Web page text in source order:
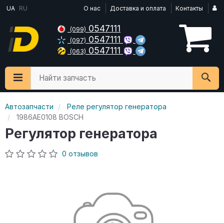
UA RU О нас Доставка и оплата Контакты
(099) 0547111
(097) 0547111
(063) 0547111
Найти запчасть
Автозапчасти
Реле регулятор генератора
1986AE0108 BOSCH
Регулятор генератора
0 отзывов